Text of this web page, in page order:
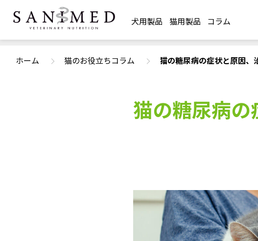
犬用製品 猫用製品 コラム
ホーム 猫のお役立ちコラム 猫の糖尿病の症状と原因、
猫の糖尿病の